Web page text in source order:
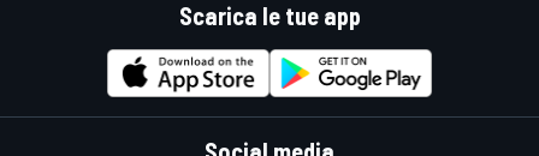
Scarica le tue app